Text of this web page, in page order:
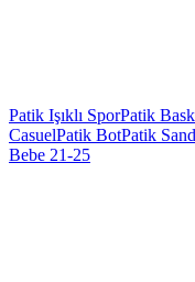
Patik Işıklı SporPatik
CasuelPatik BotPatik
Bebe 21-25